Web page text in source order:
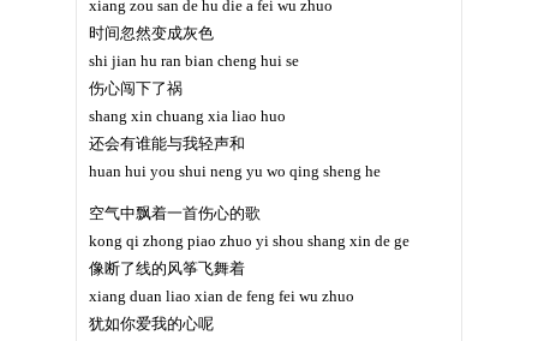
xiang zou san de hu die a fei wu zhuo
时间忽然变成灰色
shi jian hu ran bian cheng hui se
伤心闯下了祸
shang xin chuang xia liao huo
还会有谁能与我轻声和
huan hui you shui neng yu wo qing sheng he
空气中飘着一首伤心的歌
kong qi zhong piao zhuo yi shou shang xin de ge
像断了线的风筝飞舞着
xiang duan liao xian de feng fei wu zhuo
犹如你爱我的心呢